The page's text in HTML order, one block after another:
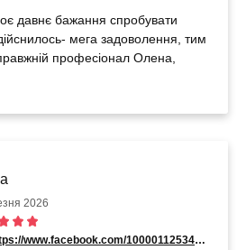
давнє бажання спробувати
мега задоволення, тим
професіонал Олена,
2026
https://www.facebook.com/100001125345416